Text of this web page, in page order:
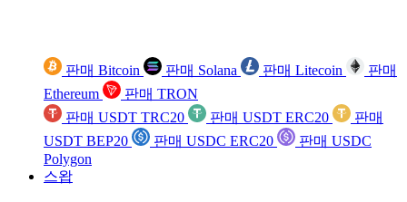
판매 Bitcoin 판매 Solana 판매 Litecoin
판매
Ethereum
판매 TRON
판매 USDT TRC20
판매 USDT ERC20
판매
USDT BEP20
판매 USDC ERC20
판매 USDC
Polygon
스왑